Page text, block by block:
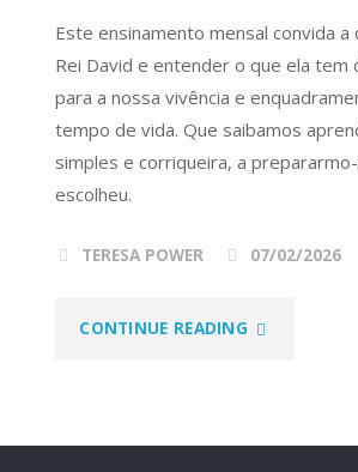
Este ensinamento mensal convida
Rei David e entender o que ela
para a nossa vivência e
tempo de vida. Que saibamos
simples e corriqueira, a
escolheu.
TERESA POWER 07/02/2026
CONTINUE READING "O